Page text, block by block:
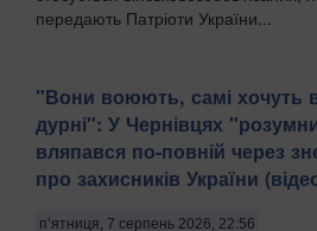
передають Патріоти України...
​"Вони воюють, самі хочуть
дурні": У Чернівцях
вляпався по-повній через
про захисників України
п’ятниця, 7 серпень 2026, 22:56